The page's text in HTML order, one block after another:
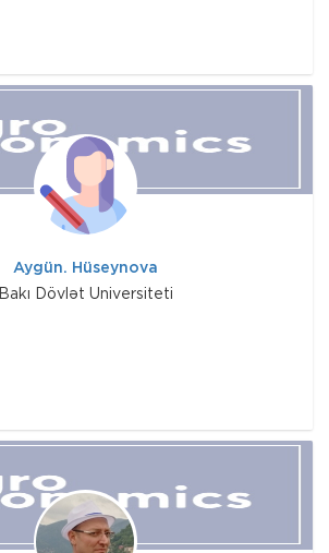
Aygün. Hüseynova
Bakı Dövlət Universiteti